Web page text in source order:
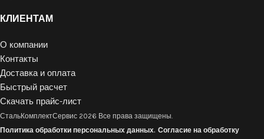
КЛИЕНТАМ
О компании
Контакты
Доставка и оплата
Быстрый расчет
Скачать прайс-лист
СтальКомплектСервис 2026 Все права защищены.
Политика обработки персональных данных. Согласие на обработку